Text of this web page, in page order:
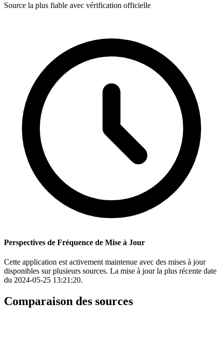
Source la plus fiable avec vérification officielle
Perspectives de Fréquence de Mise à Jour
Cette application est activement maintenue avec des mises à jour
disponibles sur plusieurs sources. La mise à jour la plus récente date
du 2024-05-25 13:21:20.
Comparaison des sources